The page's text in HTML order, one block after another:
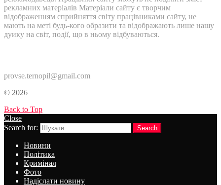
рекламних матеріалів Матеріали сайту є творчим
відображенням сприйняття світу працівниками сайту, не
мають на меті будь-кого образити та відображають лише нашу
дуику на світ, події, що в ньому відбуваються.
provse.ternopil@gmail.com
© 2026
Back to Top
Close
Search for:
Search
Новини
Політика
Кримінал
Фото
Надіслати новину